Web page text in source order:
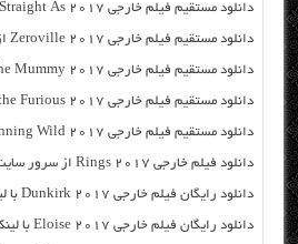
دانلود مستقیم فیلم خارجی From Straight As 2017 از سرور سایت
دانلود مستقیم فیلم خارجی Zeroville 2017 از سرور سایت
دانلود مستقیم فیلم خارجی The Mummy 2017 از سرور سایت
دانلود مستقیم فیلم خارجی The Fate of the Furious 2017 از سرور سایت
دانلود مستقیم فیلم خارجی Running Wild 2017 از سرور سایت
دانلود فیلم خارجی Rings 2017 از سرور سایت
دانلود رایگان فیلم خارجی Dunkirk 2017 با لینک مستقیم
دانلود رایگان فیلم خارجی Eloise 2017 با لینک مستقیم